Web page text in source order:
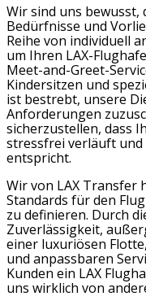
Wir sind uns bewusst,
Bedürfnisse und
Reihe von individuell
um Ihren LAX-
Meet-and-Greet-
Kindersitzen und
ist bestrebt, unsere
Anforderungen
sicherzustellen, dass
stressfrei verläuft
entspricht.
Wir von LAX Transfer
Standards für den
zu definieren. Durch
Zuverlässigkeit,
einer luxuriösen
und anpassbaren
Kunden ein LAX
uns wirklich von